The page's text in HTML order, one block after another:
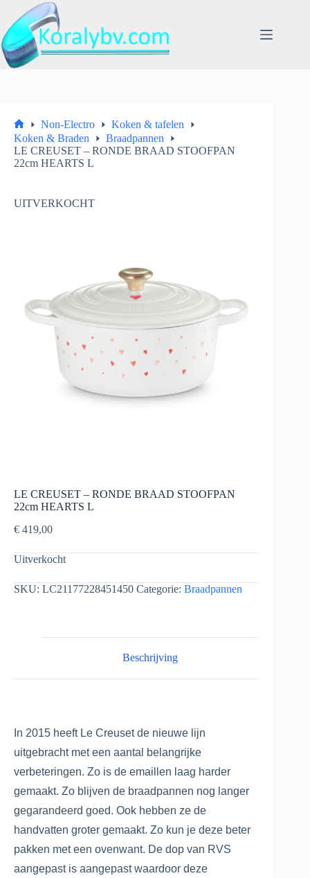
naar
de
inhoud
Home
Non-Electro
Koken & tafelen
Koken & Braden
Braadpannen
LE CREUSET – RONDE BRAAD STOOFPAN
22cm HEARTS L
UITVERKOCHT
LE CREUSET – RONDE BRAAD STOOFPAN
22cm HEARTS L
€ 419,00
Uitverkocht
SKU: LC21177228451450 Categorie: Braadpannen
Beschrijving
In 2015 heeft Le Creuset de nieuwe lijn
uitgebracht met een aantal belangrijke
verbeteringen. Zo is de emaillen laag harder
gemaakt. Zo blijven de braadpannen nog langer
gegarandeerd goed. Ook hebben ze de
handvatten groter gemaakt. Zo kun je deze beter
pakken met een ovenwant. De dop van RVS
aangepast is aangepast waardoor deze